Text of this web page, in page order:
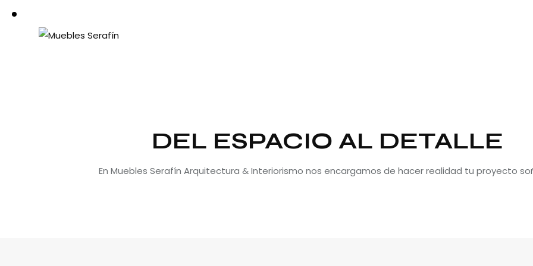
DEL ESPACIO AL DETALLE
En Muebles Serafín Arquitectura & Interiorismo nos encargamos de hacer realidad tu proyecto